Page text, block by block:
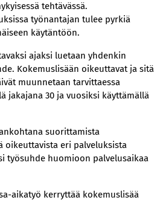
tehtävässä.
työnantajan tulee pyrkiä
käytäntöön.
ajaksi luetaan yhdenkin
Kokemuslisään oikeuttavat ja sitä
muunnetaan tarvittaessa
jakajana 30 ja vuosiksi käyttämällä
suorittamista
oikeuttavista eri palveluksista
työsuhde huomioon palvelusaikaa
aikatyö kerryttää kokemuslisää